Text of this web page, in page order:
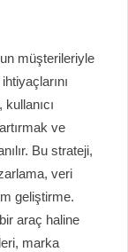
müşterileriyle
ve
Bu strateji,
veri
geliştirme.
araç haline
marka